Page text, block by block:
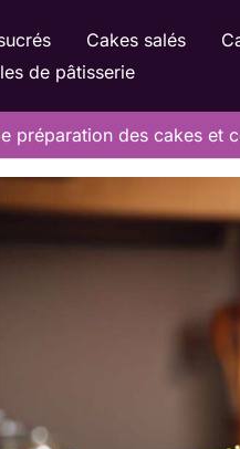
Cakes salés
de pâtisserie
préparation des cakes et